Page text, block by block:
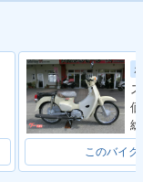
0・カラーチェンジ
このバイク